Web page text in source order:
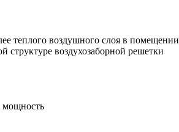
теплого воздушного слоя в помещении
воздухозаборной решетки
мощность